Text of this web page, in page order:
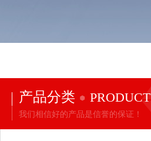
产品分类 PRODUCT
我们相信好的产品是信誉的保证！